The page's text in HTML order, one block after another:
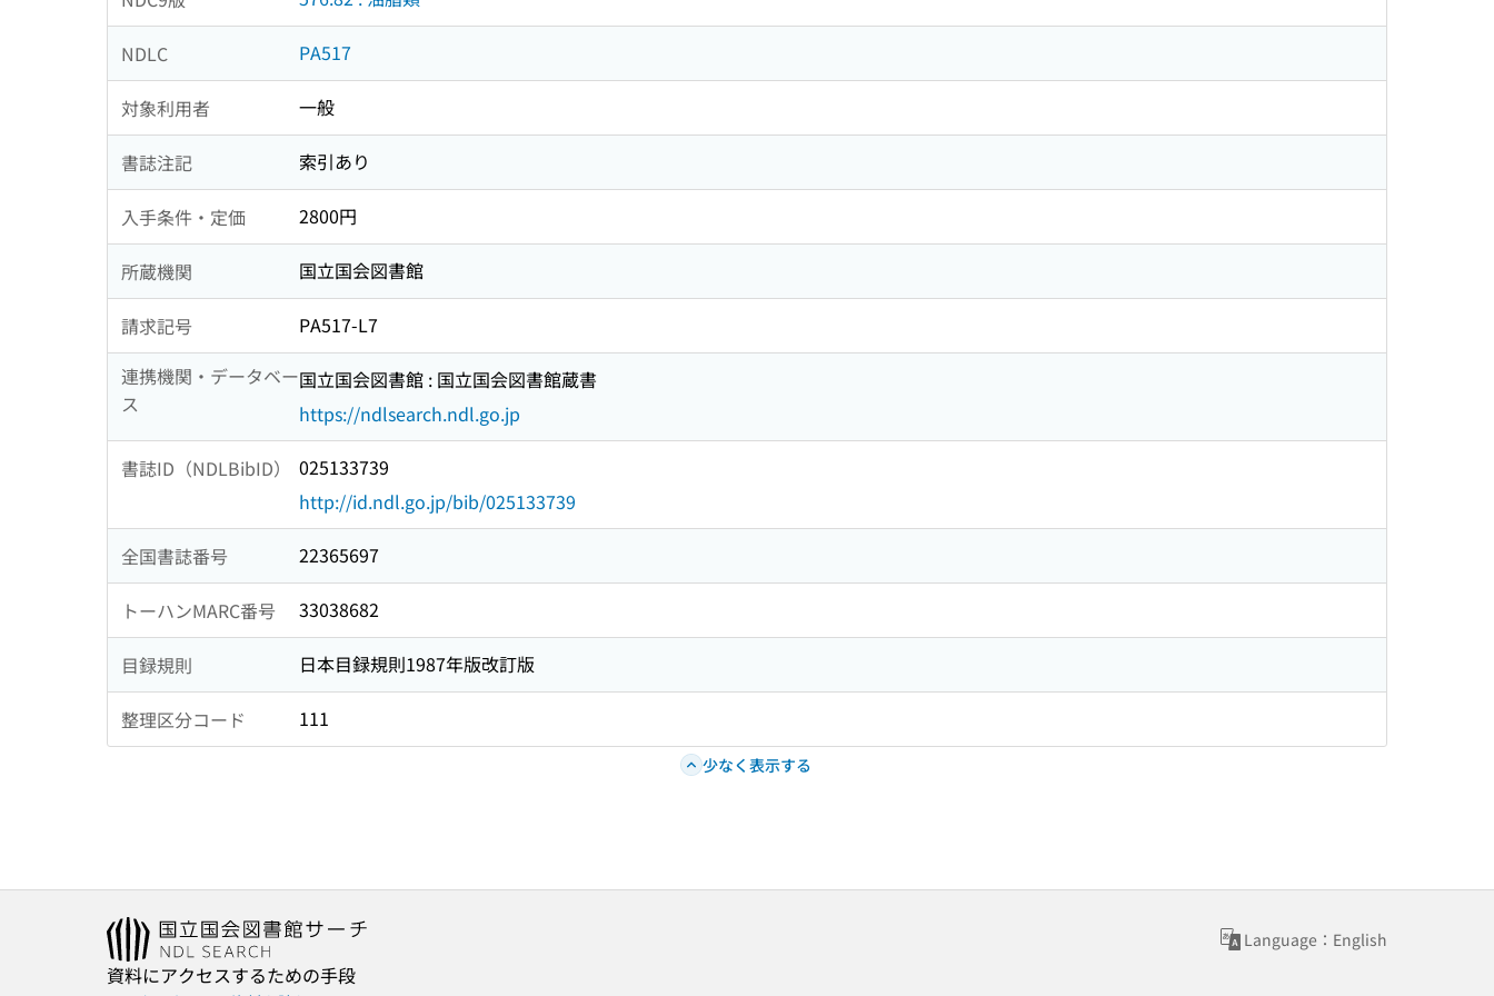
NDLC PA517
対象利用者 一般
書誌注記 索引あり
入手条件・定価 2800円
所蔵機関 国立国会図書館
請求記号
PA517-L7
連携機関・データベー
ス
国立国会図書館 : 国立国会図書館蔵書
https://ndlsearch.ndl.go.jp
書誌ID（NDLBibID）
025133739
http://id.ndl.go.jp/bib/025133739
全国書誌番号 22365697
トーハンMARC番号 33038682
目録規則 日本目録規則1987年版改訂版
整理区分コード 111
少なく表示する
Language：English
資料にアクセスするための手段